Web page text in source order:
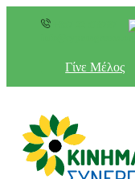
Γίνε Μέλος